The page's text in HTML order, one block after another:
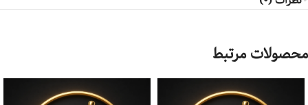
محصولات مرتبط